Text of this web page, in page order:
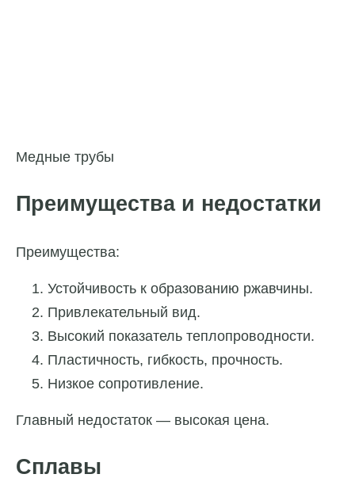
Медные трубы
Преимущества и недостатки
Преимущества:
Устойчивость к образованию ржавчины.
Привлекательный вид.
Высокий показатель теплопроводности.
Пластичность, гибкость, прочность.
Низкое сопротивление.
Главный недостаток — высокая цена.
Сплавы